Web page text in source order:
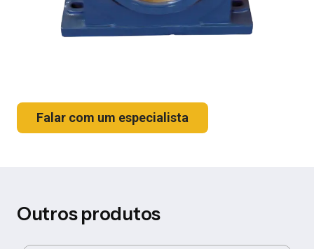
Falar com um especialista
Outros produtos